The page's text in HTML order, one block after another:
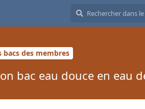
bacs des membres
bac eau douce en eau